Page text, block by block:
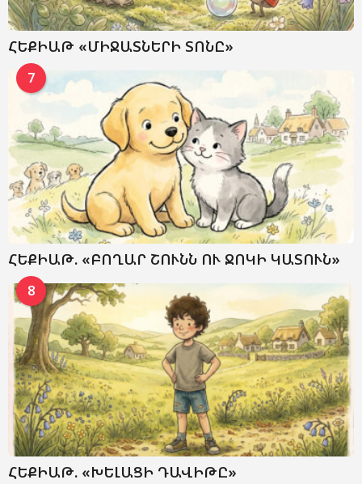
ՀԵՔԻԱԹ «ՄԻՋԱՏՆԵՐԻ ՏՈՆԸ»
7
ՀԵՔԻԱԹ. «ԲՈՂԱՐ ՇՈՒՆՆ ՈՒ ՋՈԿԻ ԿԱՏՈՒՆ»
8
ՀԵՔԻԱԹ. «ԽԵԼԱՑԻ ԴԱՎԻԹԸ»